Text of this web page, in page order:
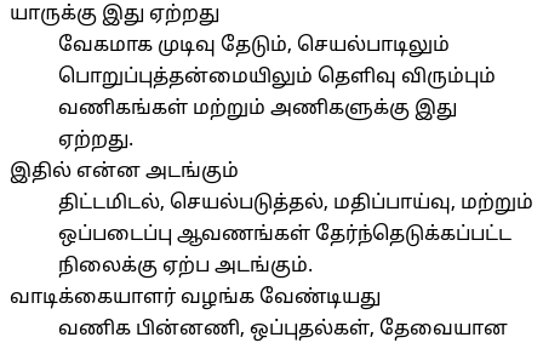
யாருக்கு இது ஏற்றது
வேகமாக முடிவு தேடும், செயல்பாடிலும்
பொறுப்புத்தன்மையிலும் தெளிவு விரும்பும்
வணிகங்கள் மற்றும் அணிகளுக்கு இது
ஏற்றது.
இதில் என்ன அடங்கும்
திட்டமிடல், செயல்படுத்தல், மதிப்பாய்வு, மற்றும்
ஒப்படைப்பு ஆவணங்கள் தேர்ந்தெடுக்கப்பட்ட
நிலைக்கு ஏற்ப அடங்கும்.
வாடிக்கையாளர் வழங்க வேண்டியது
வணிக பின்னணி, ஒப்புதல்கள், தேவையான